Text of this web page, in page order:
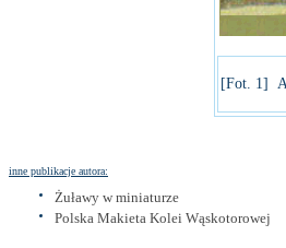
[Fot. 1]
inne publikacje autora:
Żuławy w miniaturze
Polska Makieta Kolei Wąskotorowej